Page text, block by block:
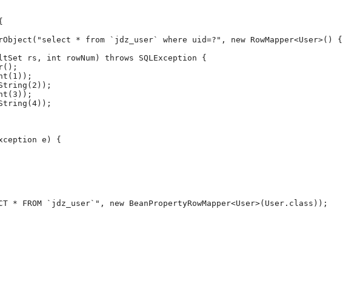
* from `jdz_user` where uid=?", new RowMapper<User>() {
rs, int rowNum) throws SQLException {
e) {
* FROM `jdz_user`", new BeanPropertyRowMapper<User>(User.class));